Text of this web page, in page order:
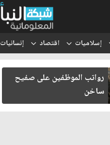
إسلاميات اقتصاد إنسانيات
رواتب الموظفين على صفيح
ساخن